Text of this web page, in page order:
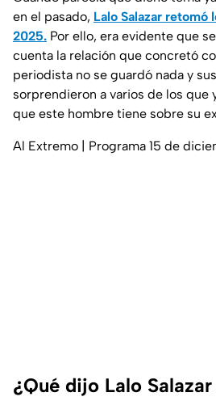
en el pasado, Lalo Salazar
2025. Por ello, era evidente que
cuenta la relación que concretó
periodista no se guardó nada y
sorprendieron a varios de los que
que este hombre tiene sobre su
Al Extremo | Programa 15 de
¿Qué dijo Lalo